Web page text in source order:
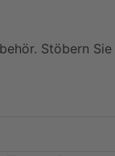
Stöbern